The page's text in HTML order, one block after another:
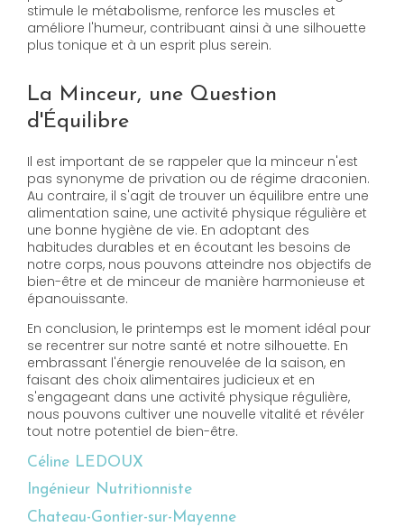
stimule le métabolisme, renforce les muscles et
améliore l'humeur, contribuant ainsi à une silhouette
plus tonique et à un esprit plus serein.
La Minceur, une Question
d'Équilibre
Il est important de se rappeler que la minceur n'est
pas synonyme de privation ou de régime draconien.
Au contraire, il s'agit de trouver un équilibre entre une
alimentation saine, une activité physique régulière et
une bonne hygiène de vie. En adoptant des
habitudes durables et en écoutant les besoins de
notre corps, nous pouvons atteindre nos objectifs de
bien-être et de minceur de manière harmonieuse et
épanouissante.
En conclusion, le printemps est le moment idéal pour
se recentrer sur notre santé et notre silhouette. En
embrassant l'énergie renouvelée de la saison, en
faisant des choix alimentaires judicieux et en
s'engageant dans une activité physique régulière,
nous pouvons cultiver une nouvelle vitalité et révéler
tout notre potentiel de bien-être.
Céline LEDOUX
Ingénieur Nutritionniste
Chateau-Gontier-sur-Mayenne